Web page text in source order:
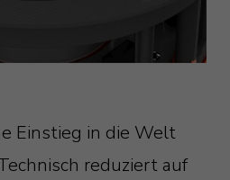
Einstieg in die Welt
reduziert auf